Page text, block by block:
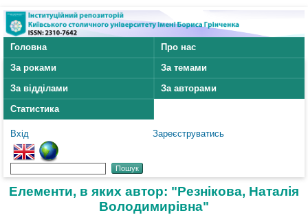
Головна
Про нас
За роками
За темами
За відділами
За авторами
Статистика
Вхід Зареєструватись
Елементи, в яких автор: "Резнікова, Наталія
Володимирівна"